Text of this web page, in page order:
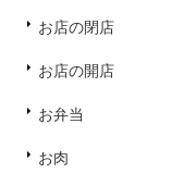
お店の閉店
お店の開店
お弁当
お肉